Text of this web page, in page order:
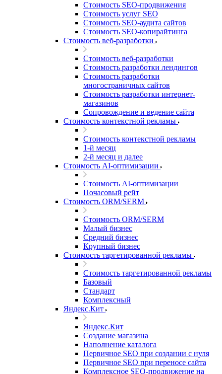
Стоимость SEO-продвижения
Стоимость услуг SEO
Стоимость SEO-аудита сайтов
Стоимость SEO-копирайтинга
Стоимость веб-разработки
Стоимость веб-разработки
Стоимость разработки лендингов
Стоимость разработки
многостраничных сайтов
Стоимость разработки интернет-
магазинов
Сопровождение и ведение сайта
Стоимость контекстной рекламы
Стоимость контекстной рекламы
1-й месяц
2-й месяц и далее
Стоимость AI-оптимизации
Стоимость AI-оптимизации
Почасовый рейт
Стоимость ORM/SERM
Стоимость ORM/SERM
Малый бизнес
Средний бизнес
Крупный бизнес
Стоимость таргетированной рекламы
Стоимость таргетированной рекламы
Базовый
Стандарт
Комплексный
Яндекс.Кит
Яндекс.Кит
Создание магазина
Наполнение каталога
Первичное SEO при создании с нуля
Первичное SEO при переносе сайта
Комплексное SEO-продвижение на